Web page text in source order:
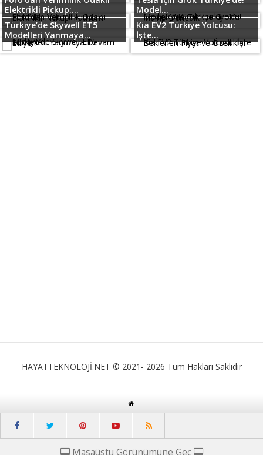
Elektrikli Pickup:...
Model...
Türkiye’de Skywell ET5
Modelleri Yanmaya...
Kia EV2 Türkiye Yolcusu:
İşte...
HAYATTEKNOLOJİ.NET © 2021- 2026 Tüm Hakları Saklıdır